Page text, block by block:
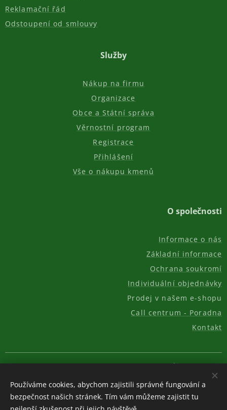
Reklamační řád
Odstoupení od smlouvy
Služby
Nákup na firmu
Organizace
Obce a Státní správa
Věrnostní program
Registrace
Přihlášení
Vše o nákupu kmenů
O společnosti
Informace o nás
Základní informace
Ochrana soukromí
Individuální objednávky
Prodej v našem e-shopu
Call centrum - Poradna
Kontakt
© 2011-2026, AKC REAL GROUP s.r.o. Cookies
Měna
CZK Kč
EUR € USD $
Používáme cookies, abychom zajistili správné fungování a
bezpečnost našich stránek. Tím vám můžeme zajistit tu